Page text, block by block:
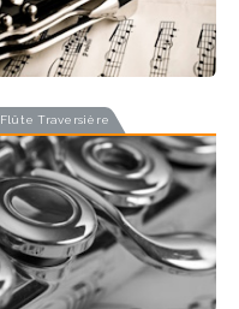
Flûte Traversière